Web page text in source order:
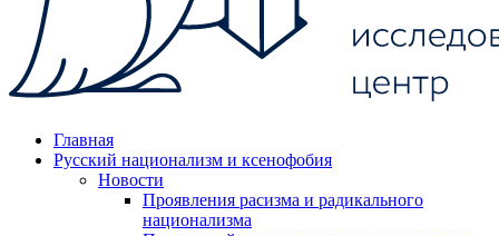
Главная
Русский национализм и ксенофобия
Новости
Проявления расизма и радикального
национализма